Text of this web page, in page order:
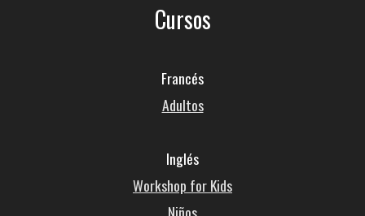
Cursos
Francés
Adultos
Inglés
Workshop for Kids